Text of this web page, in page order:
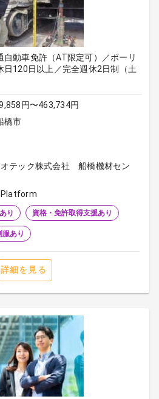
動車免許（AT限定可）／ボーリ
日120日以上／完全週休2日制（土
円〜463,734円
橋市
テック株式会社 船橋機材セン
Platform
り 資格・免許取得支援あり
服あり
詳細を見る